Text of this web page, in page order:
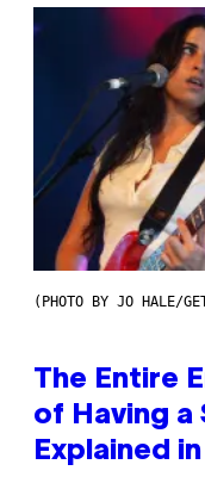
(PHOTO BY JO HALE/
The Entire
of Having a
Explained